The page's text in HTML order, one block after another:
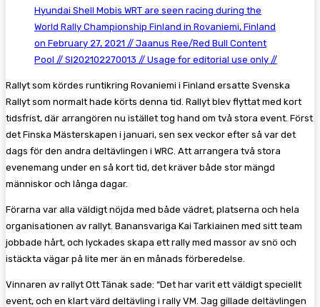
Hyundai Shell Mobis WRT are seen racing during the
World Rally Championship Finland in Rovaniemi, Finland
on February 27, 2021 // Jaanus Ree/Red Bull Content
Pool // SI202102270013 // Usage for editorial use only //
Rallyt som kördes runtikring Rovaniemi i Finland ersatte Svenska
Rallyt som normalt hade körts denna tid. Rallyt blev flyttat med kort
tidsfrist, där arrangören nu istället tog hand om två stora event. Först
det Finska Mästerskapen i januari, sen sex veckor efter så var det
dags för den andra deltävlingen i WRC. Att arrangera två stora
evenemang under en så kort tid, det kräver både stor mängd
människor och långa dagar.
Förarna var alla väldigt nöjda med både vädret, platserna och hela
organisationen av rallyt. Banansvariga Kai Tarkiainen med sitt team
jobbade hårt, och lyckades skapa ett rally med massor av snö och
istäckta vägar på lite mer än en månads förberedelse.
Vinnaren av rallyt Ott Tänak sade: “Det har varit ett väldigt speciellt
event, och en klart värd deltävling i rally VM. Jag gillade deltävlingen